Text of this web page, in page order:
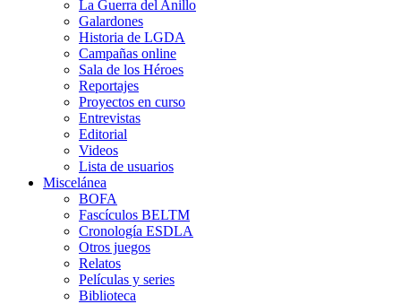
La Guerra del Anillo
Galardones
Historia de LGDA
Campañas online
Sala de los Héroes
Reportajes
Proyectos en curso
Entrevistas
Editorial
Videos
Lista de usuarios
Miscelánea
BOFA
Fascículos BELTM
Cronología ESDLA
Otros juegos
Relatos
Películas y series
Biblioteca